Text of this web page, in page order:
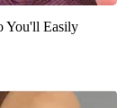
You'll Easily